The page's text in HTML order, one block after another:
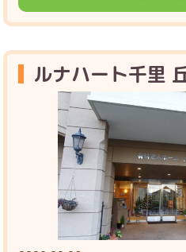
ルナハート千里